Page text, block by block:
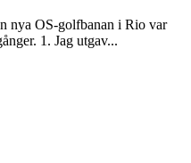
nya OS-golfbanan i Rio var
1. Jag utgav...